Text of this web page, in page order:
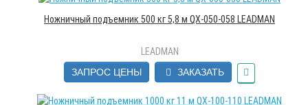
Ножничный подъемник 500 кг 5,8 м QX-050-058 LEADMAN
LEADMAN
ЗАПРОС ЦЕНЫ
ЗАКАЗАТЬ